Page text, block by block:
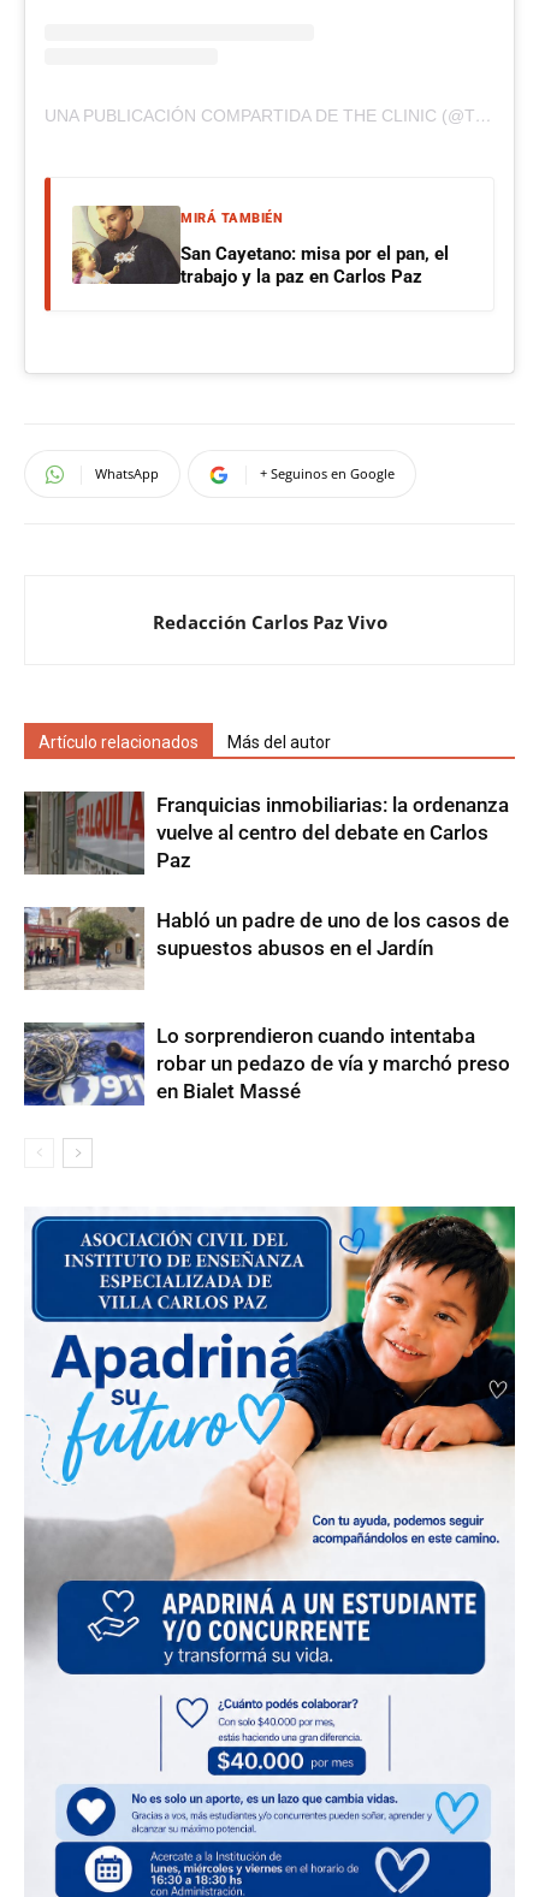
UNA PUBLICACIÓN COMPARTIDA DE THE CLINIC (@THECLINIC_CL)
MIRÁ TAMBIÉN
San Cayetano: misa por el pan, el
trabajo y la paz en Carlos Paz
WhatsApp + Seguinos en Google
Redacción Carlos Paz Vivo
Artículo relacionados Más del autor
Franquicias inmobiliarias: la ordenanza
vuelve al centro del debate en Carlos
Paz
Habló un padre de uno de los casos de
supuestos abusos en el Jardín
Lo sorprendieron cuando intentaba
robar un pedazo de vía y marchó preso
en Bialet Massé